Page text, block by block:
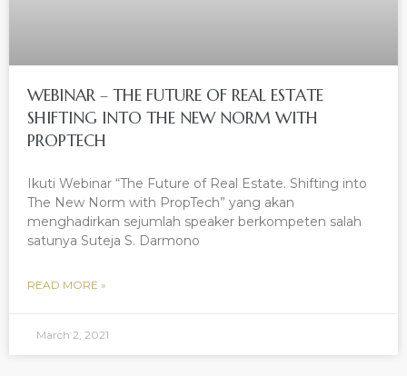
WEBINAR – THE FUTURE OF REAL ESTATE
SHIFTING INTO THE NEW NORM WITH
PROPTECH
Ikuti Webinar “The Future of Real Estate. Shifting into
The New Norm with PropTech” yang akan
menghadirkan sejumlah speaker berkompeten salah
satunya Suteja S. Darmono
READ MORE »
March 2, 2021